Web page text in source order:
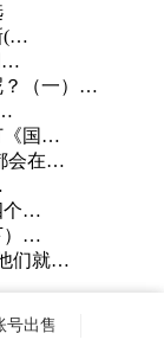
(…
…
？（一）…
《国…
会在…
个…
）…
们就…
明…
号出售